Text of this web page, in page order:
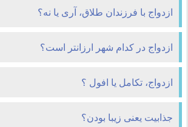
ازدواج با فرزندان طلاق، آری یا نه؟
ازدواج در کدام شهر ارزانتر است؟
ازدواج، تکامل یا افول ؟
جذابیت یعنی زیبا بودن؟